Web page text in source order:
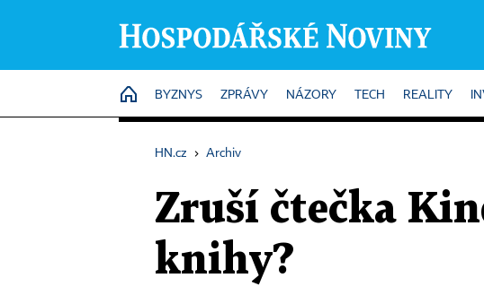
HOME
BYZNYS ZPRÁVY NÁZORY TECH REALITY
HN.cz › Archiv
Zruší čtečka
knihy?